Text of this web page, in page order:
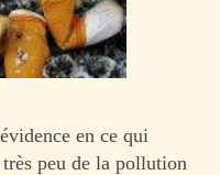
en ce qui
peu de la pollution